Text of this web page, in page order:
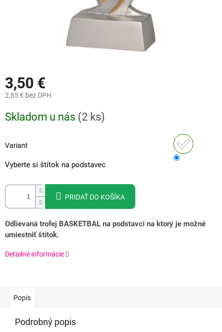
3,50 €
2,85 € bez DPH
cena:
Skladom u nás (2 ks)
Variant
Vyberte si štítok na podstavec
PRIDAŤ DO KOŠÍKA
Odlievaná trofej BASKETBAL na podstavci na ktorý je možné
umiestniť štítok.
Detailné informácie
Popis
Podrobný popis